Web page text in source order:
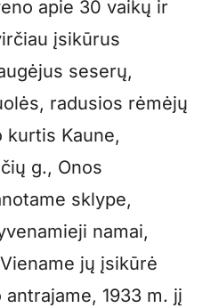
apie 30 vaikų ir
įsikūrus
seserų,
radusios rėmėjų
kurtis Kaune,
g., Onos
sklype,
namai,
jų įsikūrė
1933 m. jį